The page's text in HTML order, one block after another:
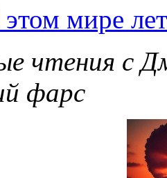
этом мире
чтения с
фарс